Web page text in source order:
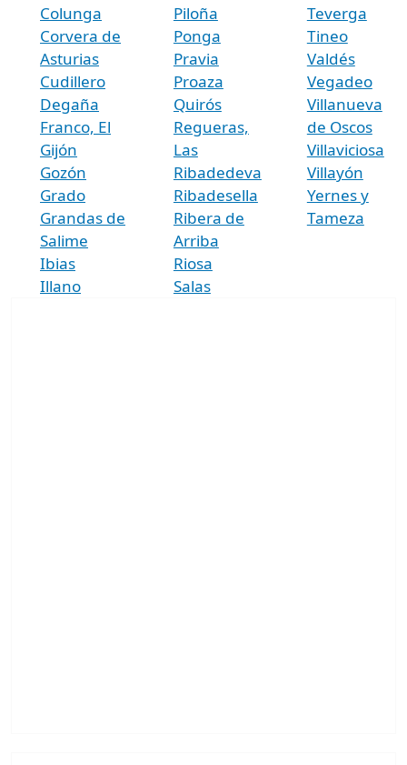
Colunga
Corvera de
Asturias
Cudillero
Degaña
Franco, El
Gijón
Gozón
Grado
Grandas de
Salime
Ibias
Illano
Piloña
Ponga
Pravia
Proaza
Quirós
Regueras,
Las
Ribadedeva
Ribadesella
Ribera de
Arriba
Riosa
Salas
Teverga
Tineo
Valdés
Vegadeo
Villanueva
de Oscos
Villaviciosa
Villayón
Yernes y
Tameza